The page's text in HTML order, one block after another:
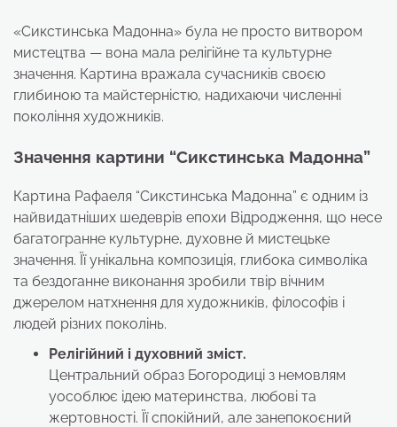
«Сикстинська Мадонна» була не просто витвором
мистецтва — вона мала релігійне та культурне
значення. Картина вражала сучасників своєю
глибиною та майстерністю, надихаючи численні
покоління художників.
Значення картини “Сикстинська Мадонна”
Картина Рафаеля “Сикстинська Мадонна” є одним із
найвидатніших шедеврів епохи Відродження, що несе
багатогранне культурне, духовне й мистецьке
значення. Її унікальна композиція, глибока символіка
та бездоганне виконання зробили твір вічним
джерелом натхнення для художників, філософів і
людей різних поколінь.
Релігійний і духовний зміст.
Центральний образ Богородиці з немовлям
уособлює ідею материнства, любові та
жертовності. Її спокійний, але занепокоєний